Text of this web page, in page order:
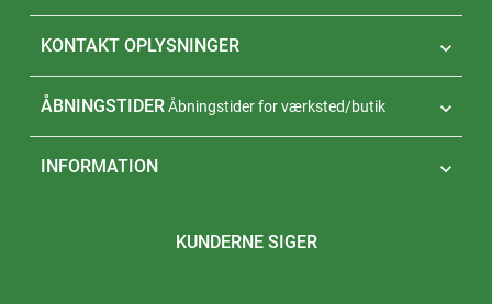
KONTAKT OPLYSNINGER 
ÅBNINGSTIDER 
Åbningstider for værksted/butik
INFORMATION 
KUNDERNE SIGER